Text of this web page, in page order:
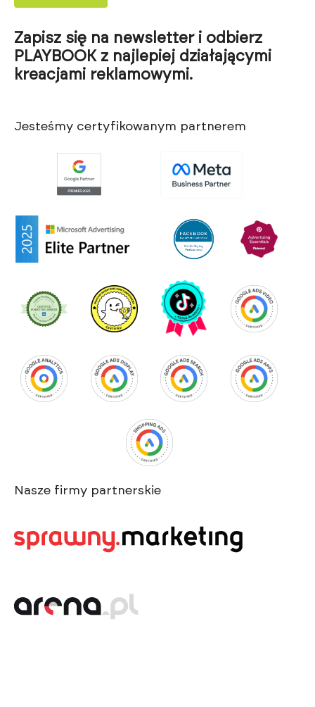
Zapisz się na newsletter i odbierz
PLAYBOOK z najlepiej działającymi
kreacjami reklamowymi.
Jesteśmy certyfikowanym partnerem
Nasze firmy partnerskie